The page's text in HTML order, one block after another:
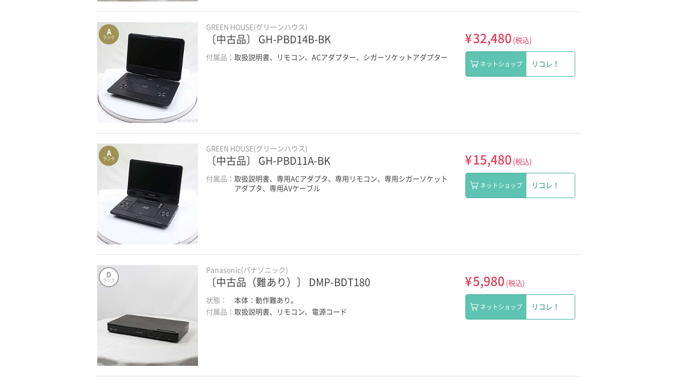
A
ランク
GREEN HOUSE(グリーンハウス)
〔中古品〕 GH-PBD14B-BK
付属品：取扱説明書、リモコン、ACアダプター、シガーソケットアダプター
¥32,480 (税込)
ネットショップ リコレ！
A
ランク
GREEN HOUSE(グリーンハウス)
〔中古品〕 GH-PBD11A-BK
付属品：取扱説明書、専用ACアダプタ、専用リモコン、専用シガーソケット
アダプタ、専用AVケーブル
¥15,480 (税込)
ネットショップ リコレ！
D
ランク
Panasonic(パナソニック)
〔中古品（難あり）〕 DMP-BDT180
状態：
本体：動作難あり。
付属品：取扱説明書、リモコン、電源コード
¥5,980 (税込)
ネットショップ リコレ！